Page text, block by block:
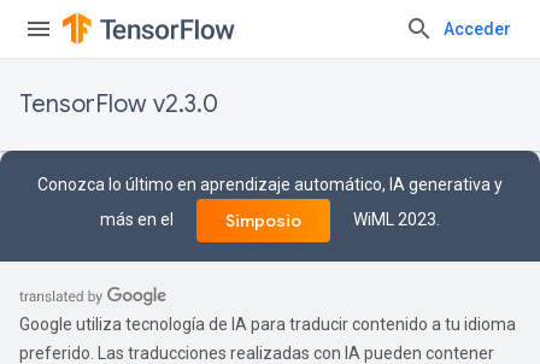
Acceder
TensorFlow v2.3.0
Conozca lo último en aprendizaje automático, IA generativa y
más en el
Simposio WiML 2023.
Google utiliza tecnología de IA para traducir contenido a tu idioma
preferido. Las traducciones realizadas con IA pueden contener